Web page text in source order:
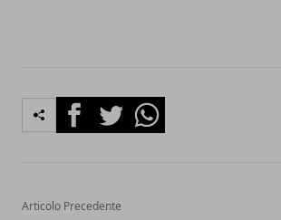
FacebookTwitterWhatsapp
Articolo Precedente